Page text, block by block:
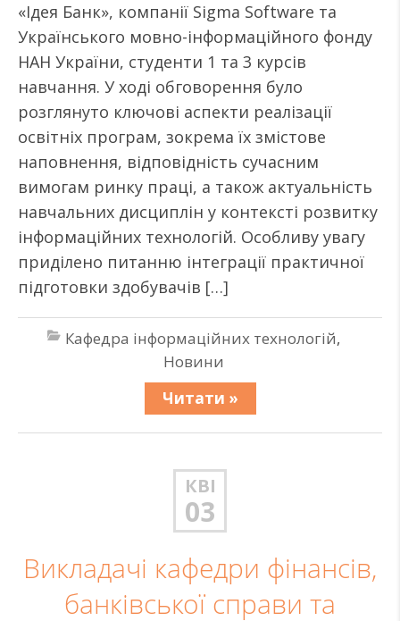
«Ідея Банк», компанії Sigma Software та
Українського мовно-інформаційного фонду
НАН України, студенти 1 та 3 курсів
навчання. У ході обговорення було
розглянуто ключові аспекти реалізації
освітніх програм, зокрема їх змістове
наповнення, відповідність сучасним
вимогам ринку праці, а також актуальність
навчальних дисциплін у контексті розвитку
інформаційних технологій. Особливу увагу
приділено питанню інтеграції практичної
підготовки здобувачів […]
Кафедра інформаційних технологій,
Новини
Читати »
КВІ
03
Викладачі кафедри фінансів,
банківської справи та